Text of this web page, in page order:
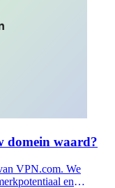
domein waard?
VPN.com. We
en